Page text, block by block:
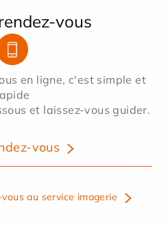
vous
en ligne, c'est simple et
et laissez-vous guider.
vous
au service imagerie